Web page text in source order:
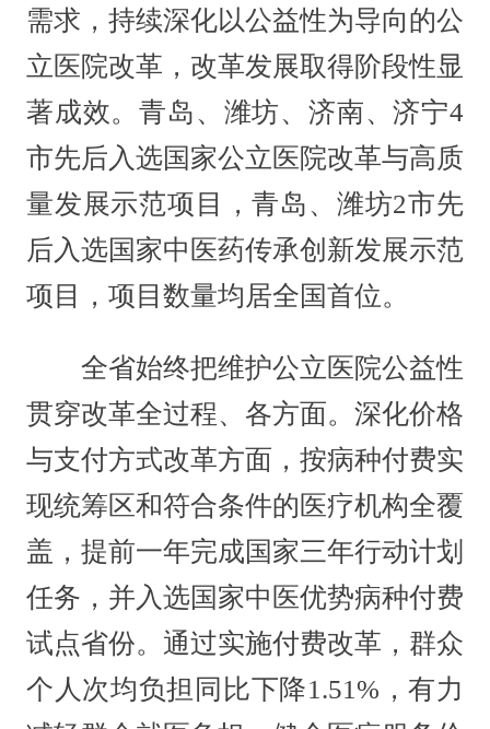
需求，持续深化以公益性为导向的公
立医院改革，改革发展取得阶段性显
著成效。青岛、潍坊、济南、济宁4
市先后入选国家公立医院改革与高质
量发展示范项目，青岛、潍坊2市先
后入选国家中医药传承创新发展示范
项目，项目数量均居全国首位。
全省始终把维护公立医院公益性
贯穿改革全过程、各方面。深化价格
与支付方式改革方面，按病种付费实
现统筹区和符合条件的医疗机构全覆
盖，提前一年完成国家三年行动计划
任务，并入选国家中医优势病种付费
试点省份。通过实施付费改革，群众
个人次均负担同比下降1.51%，有力